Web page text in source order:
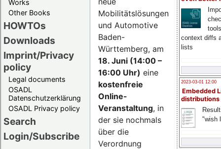
Works
Other Books
HOWTOs
Downloads
Imprint/Privacy
policy
Legal documents
OSADL
Datenschutzerklärung
OSADL Privacy policy
Search
Login/Subscribe
context diffs
lists
2023-03-01 12:00
Embedded
distributions
"wish
Mobilitätslösungen
und Automotive
Baden-
Württemberg, am
18. Juni (14:00 –
16:00 Uhr) eine
kostenfreie
Online-
Veranstaltung, in
der sie nochmals
über die
Verordnung